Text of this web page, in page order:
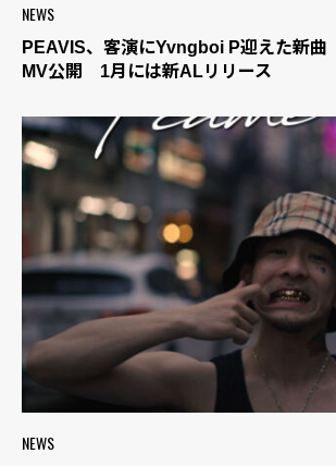
NEWS
PEAVIS、客演にYvngboi P迎えた新曲
MV公開 1月には新ALリリース
NEWS